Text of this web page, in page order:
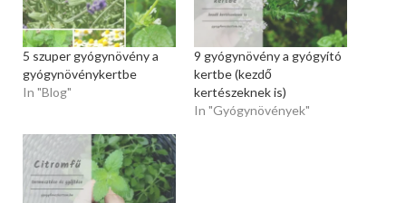
5 szuper gyógynövény a
gyógynövénykertbe
In "Blog"
9 gyógynövény a gyógyító
kertbe (kezdő
kertészeknek is)
In "Gyógynövények"